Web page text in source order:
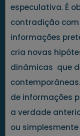
especulativa. É
contradição
informações
cria novas
dinâmicas que
de informações
a verdade
ou